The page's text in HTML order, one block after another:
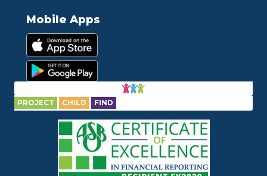
Mobile Apps
PROJECT CHILD FIND